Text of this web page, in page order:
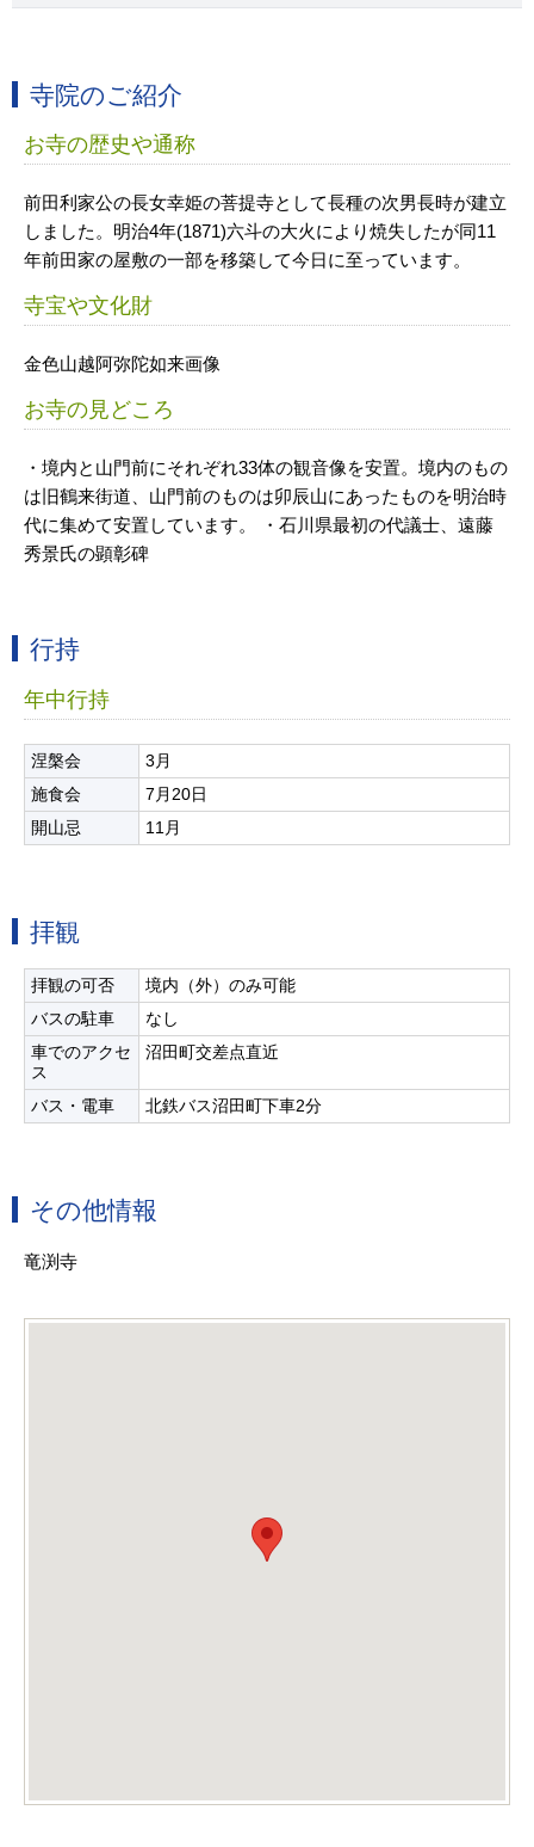
寺院のご紹介
お寺の歴史や通称
前田利家公の長女幸姫の菩提寺として長種の次男長時が建立
しました。明治4年(1871)六斗の大火により焼失したが同11
年前田家の屋敷の一部を移築して今日に至っています。
寺宝や文化財
金色山越阿弥陀如来画像
お寺の見どころ
・境内と山門前にそれぞれ33体の観音像を安置。境内のもの
は旧鶴来街道、山門前のものは卯辰山にあったものを明治時
代に集めて安置しています。 ・石川県最初の代議士、遠藤
秀景氏の顕彰碑
行持
年中行持
涅槃会
3月
施食会
7月20日
開山忌
11月
拝観
拝観の可否
境内（外）のみ可能
バスの駐車
なし
車でのアクセ
ス
沼田町交差点直近
バス・電車 北鉄バス沼田町下車2分
その他情報
竜渕寺